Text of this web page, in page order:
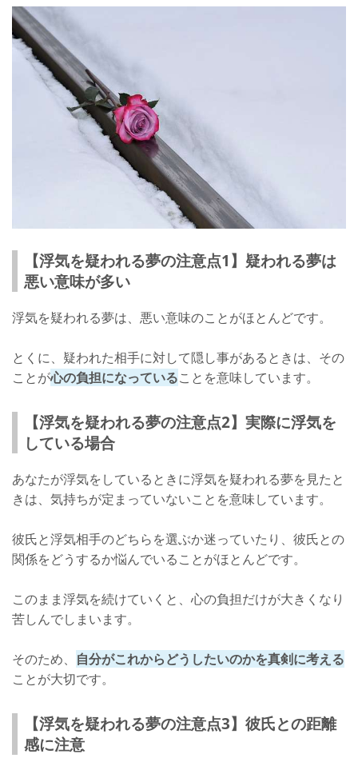
【浮気を疑われる夢の注意点1】疑われる夢は
悪い意味が多い
浮気を疑われる夢は、悪い意味のことがほとんどです。
とくに、疑われた相手に対して隠し事があるときは、その
ことが心の負担になっていることを意味しています。
【浮気を疑われる夢の注意点2】実際に浮気を
している場合
あなたが浮気をしているときに浮気を疑われる夢を見たと
きは、気持ちが定まっていないことを意味しています。
彼氏と浮気相手のどちらを選ぶか迷っていたり、彼氏との
関係をどうするか悩んでいることがほとんどです。
このまま浮気を続けていくと、心の負担だけが大きくなり
苦しんでしまいます。
そのため、 自分がこれからどうしたいのかを真剣に考える
ことが大切です。
【浮気を疑われる夢の注意点3】彼氏との距離
感に注意